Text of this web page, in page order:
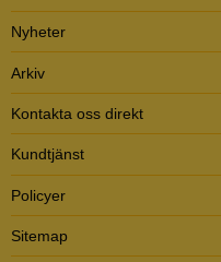
Nyheter
Arkiv
Kontakta oss direkt
Kundtjänst
Policyer
Sitemap